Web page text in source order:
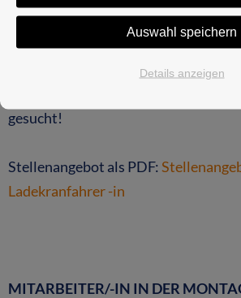
gesucht!
Stellenangebot als PDF:
Ladekranfahrer -in
MITARBEITER/-IN IN DER
Auswahl speichern
Details anzeigen